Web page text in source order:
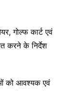
गोल्फ कार्ट एवं
करने के निर्देश
को आवश्यक एवं